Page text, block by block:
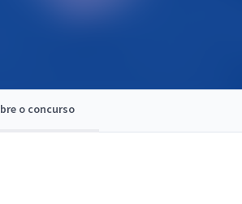
o concurso